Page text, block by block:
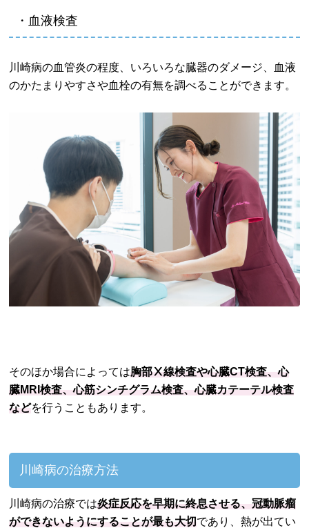
・血液検査
川崎病の血管炎の程度、いろいろな臓器のダメージ、血液
のかたまりやすさや血栓の有無を調べることができます。
そのほか場合によっては胸部Ⅹ線検査や心臓CT検査、心
臓MRI検査、心筋シンチグラム検査、心臓カテーテル検査
などを行うこともあります。
川崎病の治療方法
川崎病の治療では炎症反応を早期に終息させる、冠動脈瘤
ができないようにすることが最も大切であり、熱が出てい